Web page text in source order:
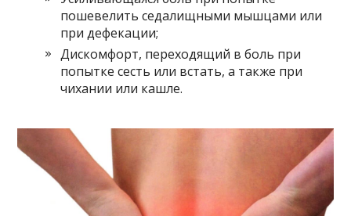
пошевелить седалищными мышцами или
при дефекации;
Дискомфорт, переходящий в боль при
попытке сесть или встать, а также при
чихании или кашле.